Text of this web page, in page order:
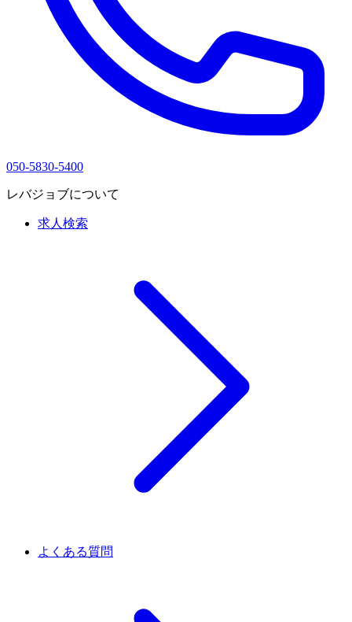
050-5830-5400
レバジョブについて
求人検索
よくある質問